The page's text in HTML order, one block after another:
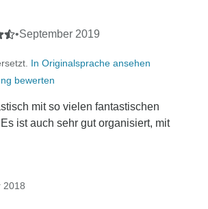
•September 2019
In Originalsprache ansehen
bewerten
mit so vielen fantastischen
ist auch sehr gut organisiert, mit
2018